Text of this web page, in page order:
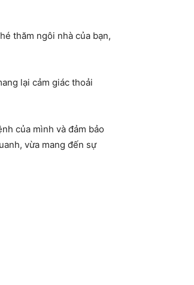
thăm ngôi nhà của bạn,
lại cảm giác thoải
của mình và đảm bảo
vừa mang đến sự